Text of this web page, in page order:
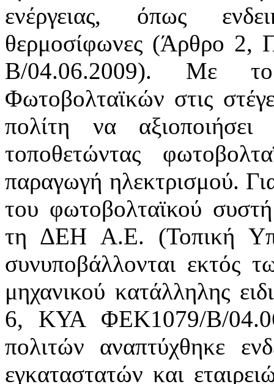
ενέργειας, όπως
θερμοσίφωνες (Άρθρο
Β/04.06.2009). Με το
Φωτοβολταϊκών στις
πολίτη να
τοποθετώντας
παραγωγή ηλεκτρισμού.
του φωτοβολταϊκού
τη ΔΕΗ Α.Ε. (Τοπική
συνυποβάλλονται εκτός
μηχανικού κατάλληλης
6, ΚΥΑ ΦΕΚ1079/Β/
πολιτών αναπτύχθηκε
εγκαταστατών και